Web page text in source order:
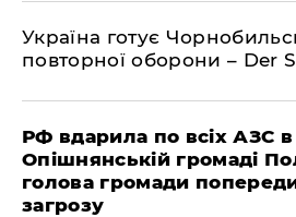
Україна готує
повторної оборони – Der
РФ вдарила по всіх АЗС в
Опішнянській громаді
голова громади
загрозу